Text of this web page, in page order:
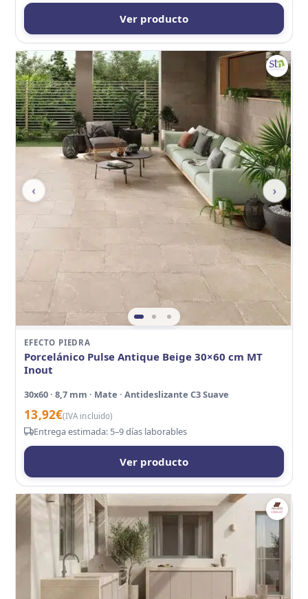
Ver producto
‹ ›
EFECTO PIEDRA
Porcelánico Pulse Antique Beige 30×60 cm MT
Inout
30x60 · 8,7 mm · Mate · Antideslizante C3 Suave
13,92€(IVA incluido)
Entrega estimada: 5–9 días laborables
Ver producto